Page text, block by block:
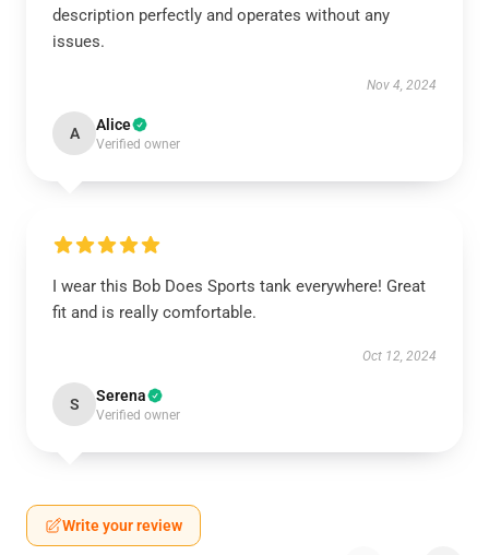
description perfectly and operates without any
issues.
Nov 4, 2024
A Alice
Verified owner
I wear this Bob Does Sports tank everywhere! Great
fit and is really comfortable.
Oct 12, 2024
S Serena
Verified owner
Write your review